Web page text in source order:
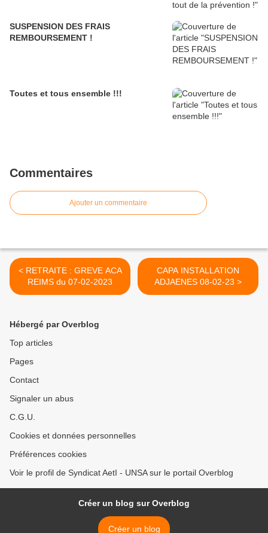
SUSPENSION DES FRAIS
REMBOURSEMENT !
Toutes et tous ensemble !!!
Commentaires
Ajouter un commentaire
< RETRAITE : GREVE ACA
REIMS du 07-02-2023
CAPA INSTALLATION
ADJAENES 08-02-23 >
Hébergé par Overblog
Top articles
Pages
Contact
Signaler un abus
C.G.U.
Cookies et données personnelles
Préférences cookies
Voir le profil de Syndicat AetI - UNSA sur le portail Overblog
Créer un blog sur Overblog
Créer un blog